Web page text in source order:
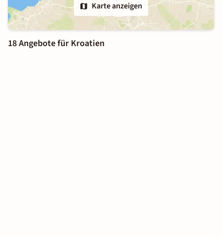
Karte anzeigen
18 Angebote für Kroatien